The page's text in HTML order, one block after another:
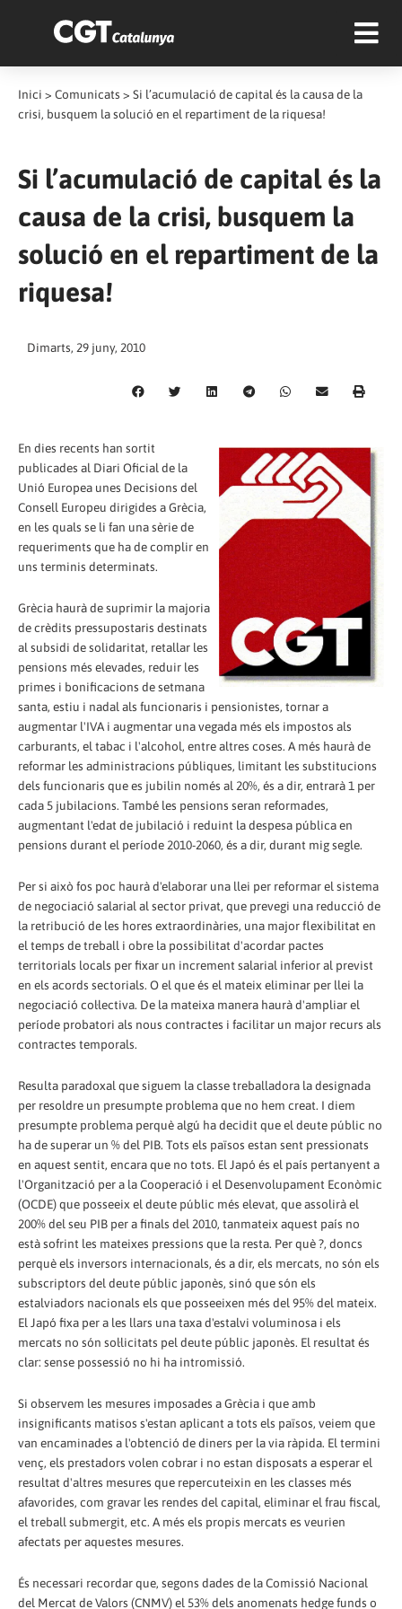
Inici > Comunicats > Si l’acumulació de capital és la causa de la
crisi, busquem la solució en el repartiment de la riquesa!
Si l’acumulació de capital és la
causa de la crisi, busquem la
solució en el repartiment de la
riquesa!
Dimarts, 29 juny, 2010
En dies recents han sortit
publicades al Diari Oficial de la
Unió Europea unes Decisions del
Consell Europeu dirigides a Grècia,
en les quals se li fan una sèrie de
requeriments que ha de complir en
uns terminis determinats.
Grècia haurà de suprimir la majoria
de crèdits pressupostaris destinats
al subsidi de solidaritat, retallar les
pensions més elevades, reduir les
primes i bonificacions de setmana
santa, estiu i nadal als funcionaris i pensionistes, tornar a
augmentar l'IVA i augmentar una vegada més els impostos als
carburants, el tabac i l'alcohol, entre altres coses. A més haurà de
reformar les administracions públiques, limitant les substitucions
dels funcionaris que es jubilin només al 20%, és a dir, entrarà 1 per
cada 5 jubilacions. També les pensions seran reformades,
augmentant l'edat de jubilació i reduint la despesa pública en
pensions durant el període 2010-2060, és a dir, durant mig segle.
Per si això fos poc haurà d'elaborar una llei per reformar el sistema
de negociació salarial al sector privat, que prevegi una reducció de
la retribució de les hores extraordinàries, una major flexibilitat en
el temps de treball i obre la possibilitat d'acordar pactes
territorials locals per fixar un increment salarial inferior al previst
en els acords sectorials. O el que és el mateix eliminar per llei la
negociació col·lectiva. De la mateixa manera haurà d'ampliar el
període probatori als nous contractes i facilitar un major recurs als
contractes temporals.
Resulta paradoxal que siguem la classe treballadora la designada
per resoldre un presumpte problema que no hem creat. I diem
presumpte problema perquè algú ha decidit que el deute públic no
ha de superar un % del PIB. Tots els països estan sent pressionats
en aquest sentit, encara que no tots. El Japó és el país pertanyent a
l'Organització per a la Cooperació i el Desenvolupament Econòmic
(OCDE) que posseeix el deute públic més elevat, que assolirà el
200% del seu PIB per a finals del 2010, tanmateix aquest país no
està sofrint les mateixes pressions que la resta. Per què ?, doncs
perquè els inversors internacionals, és a dir, els mercats, no són els
subscriptors del deute públic japonès, sinó que són els
estalviadors nacionals els que posseeixen més del 95% del mateix.
El Japó fixa per a les llars una taxa d'estalvi voluminosa i els
mercats no són sol·licitats pel deute públic japonès. El resultat és
clar: sense possessió no hi ha intromissió.
Si observem les mesures imposades a Grècia i que amb
insignificants matisos s'estan aplicant a tots els països, veiem que
van encaminades a l'obtenció de diners per la via ràpida. El termini
venç, els prestadors volen cobrar i no estan disposats a esperar el
resultat d'altres mesures que repercuteixin en les classes més
afavorides, com gravar les rendes del capital, eliminar el frau fiscal,
el treball submergit, etc. A més els propis mercats es veurien
afectats per aquestes mesures.
És necessari recordar que, segons dades de la Comissió Nacional
del Mercat de Valors (CNMV) el 53% dels anomenats hedge funds o